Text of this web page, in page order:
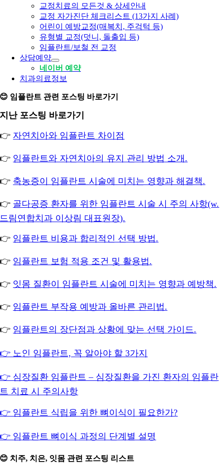
교정치료의 모든것 & 상세안내
교정 자가진단 체크리스트 (13가지 사례)
어린이 예방교정(매복치, 주걱턱 등)
유형별 교정(덧니, 돌출입 등)
임플란트/보철 전 교정
상담예약
네이버 예약
치과의료정보
😊 임플란트 관련 포스팅 바로가기
지난 포스팅 바로가기
👉 자연치아와 임플란트 차이점
👉 임플란트와 자연치아의 유지 관리 방법 소개.
👉 축농증이 임플란트 시술에 미치는 영향과 해결책.
👉 골다공증 환자를 위한 임플란트 시술 시 주의 사항(w.
드림연합치과 이상림 대표원장).
👉 임플란트 비용과 합리적인 선택 방법.
👉 임플란트 보험 적용 조건 및 활용법.
👉 잇몸 질환이 임플란트 시술에 미치는 영향과 예방책.
👉 임플란트 부작용 예방과 올바른 관리법.
👉 임플란트의 장단점과 상황에 맞는 선택 가이드.
👉 노인 임플란트, 꼭 알아야 할 3가지
👉 심장질환 임플란트 – 심장질환을 가진 환자의 임플란
트 치료 시 주의사항
👉 임플란트 식립을 위한 뼈이식이 필요한가?
👉 임플란트 뼈이식 과정의 단계별 설명
😊 치주, 치은, 잇몸 관련 포스팅 리스트